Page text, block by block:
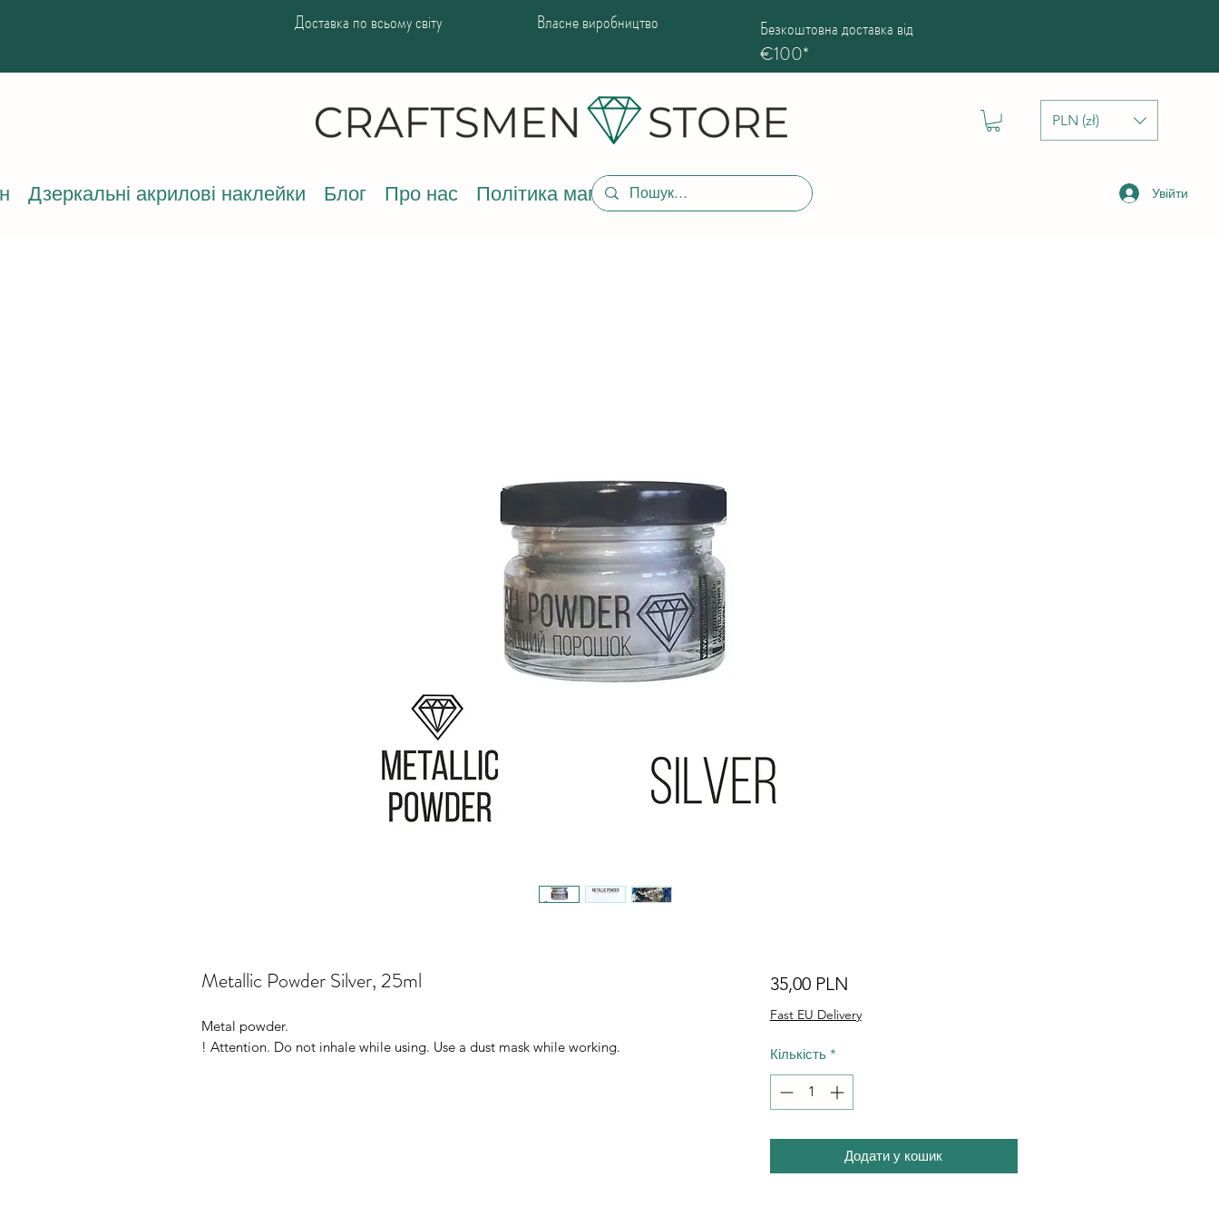
Доставка по всьому світу Власне виробництво
Безкоштовна доставка від
€100*
PLN (zł)
Дзеркальні акрилові наклейки Блог Про нас Політика магазину Увійти
Metallic Powder Silver, 25ml
Metal powder.
! Attention. Do not inhale while using. Use a dust mask while working.
35,00 PLN
Fast EU Delivery
Кількість *
Додати у кошик